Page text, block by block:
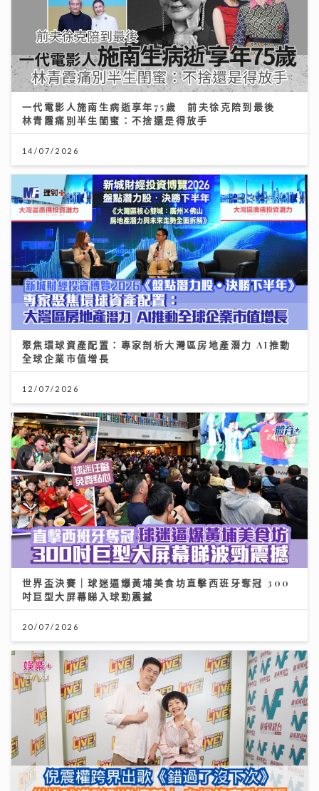
一代電影人施南生病逝享年75歲 前夫徐克陪到最後
林青霞痛別半生閨蜜：不捨還是得放手
14/07/2026
聚焦環球資產配置：專家剖析大灣區房地產潛力 AI推動
全球企業市值增長
12/07/2026
世界盃決賽｜球迷逼爆黃埔美食坊直擊西班牙奪冠 300
吋巨型大屏幕睇入球勁震撼
20/07/2026